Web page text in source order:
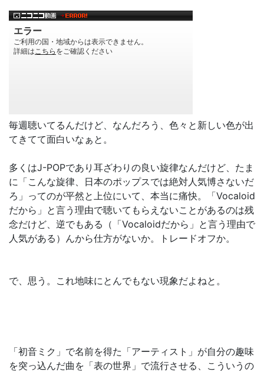
毎週聴いてるんだけど、なんだろう、色々と新しい色が出
てきてて面白いなぁと。
多くはJ-POPであり耳ざわりの良い旋律なんだけど、たま
に「こんな旋律、日本のポップスでは絶対人気博さないだ
ろ」ってのが平然と上位にいて、本当に痛快。「Vocaloid
だから」と言う理由で聴いてもらえないことがあるのは残
念だけど、逆でもある（「Vocaloidだから」と言う理由で
人気がある）んから仕方がないか。トレードオフか。
で、思う。これ地味にとんでもない現象だよねと。
「初音ミク」で名前を得た「アーティスト」が自分の趣味
を突っ込んだ曲を「表の世界」で流行させる、こういうの